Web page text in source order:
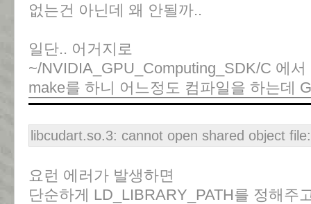
없는건 아닌데 왜 안될까..
일단.. 어거지로
~/NVIDIA_GPU_Computing_SDK/C 에서
make를 하니 어느정도 컴파일을 하는데
libcudart.so.3: cannot open shared object
요런 에러가 발생하면
단순하게 LD_LIBRARY_PATH를 정해주